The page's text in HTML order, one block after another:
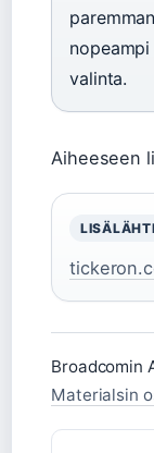
valinta.
Aiheeseen
Broadcomin
Materialsin